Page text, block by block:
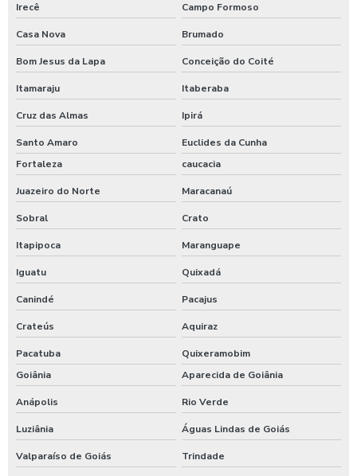
Irecê Campo Formoso
Casa Nova Brumado
Bom Jesus da Lapa Conceição do Coité
Itamaraju Itaberaba
Cruz das Almas Ipirá
Santo Amaro
Euclides da Cunha
Fortaleza
caucacia
Juazeiro do Norte Maracanaú
Sobral Crato
Itapipoca Maranguape
Iguatu Quixadá
Canindé Pacajus
Crateús Aquiraz
Pacatuba
Quixeramobim
Goiânia
Aparecida de Goiânia
Anápolis Rio Verde
Luziânia Águas Lindas de Goiás
Valparaíso de Goiás Trindade